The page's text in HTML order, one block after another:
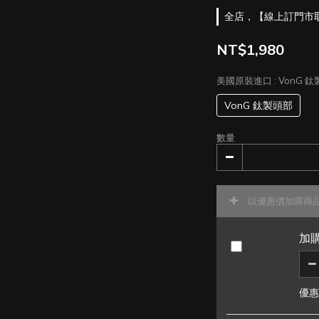
全店，【線上訂門市
NT$1,980
美國原裝進口 : VonG 鈦
VonG 鈦製頭部
數量
以優惠價加購商
加
優